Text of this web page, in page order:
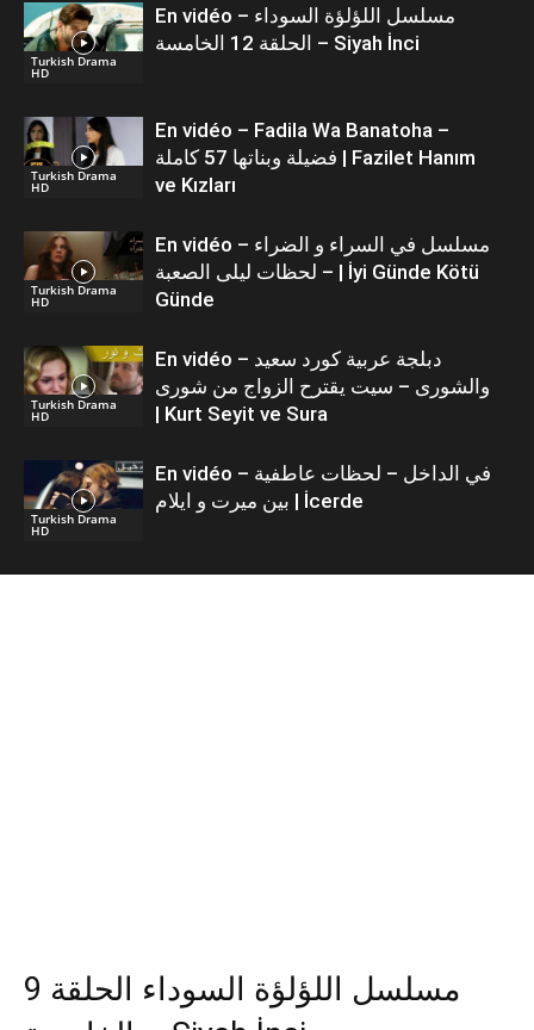
Turkish Drama
HD
En vidéo – مسلسل اللؤلؤة السوداء
الحلقة 12 الخامسة – Siyah İnci
Turkish Drama
HD
En vidéo – Fadila Wa Banatoha –
فضيلة وبناتها 57 كاملة | Fazilet Hanım
ve Kızları
Turkish Drama
HD
En vidéo – مسلسل في السراء و الضراء
– لحظات ليلى الصعبة | İyi Günde Kötü
Günde
Turkish Drama
HD
En vidéo – دبلجة عربية كورد سعيد
والشورى – سيت يقترح الزواج من شورى
| Kurt Seyit ve Sura
Turkish Drama
HD
En vidéo – في الداخل – لحظات عاطفية
بين ميرت و ايلام | İcerde
مسلسل اللؤلؤة السوداء الحلقة 9